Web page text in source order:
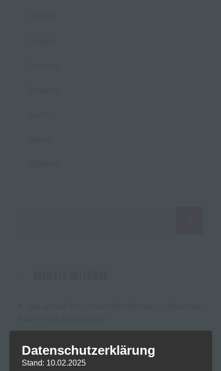
Leitfaden für Anfänger
Datenschutzerklärung
Stand: 10.02.2025